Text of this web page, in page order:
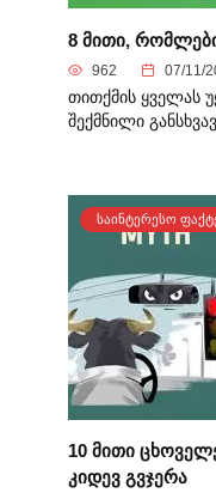
8 მითი,
962 07/11/
თითქმის ყველას
შექმნილი
ᲡᲐᲘᲜᲢᲔᲠᲔᲡᲝ
10 მითი
კიდევ გვჯერა